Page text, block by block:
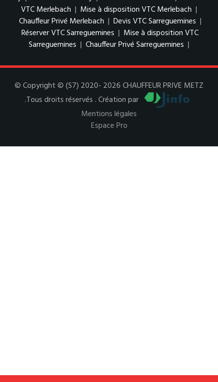
VTC Merlebach | Mise à disposition VTC Merlebach |
Chauffeur Privé Merlebach | Devis VTC Sarreguemines |
Réserver VTC Sarreguemines | Mise à disposition VTC
Sarreguemines | Chauffeur Privé Sarreguemines |
© Copyright © (S7) 2020- 2026 CHAUFFEUR PRIVE METZ
.Tous droits réservés . Création par
Mentions légales
Espace Pro